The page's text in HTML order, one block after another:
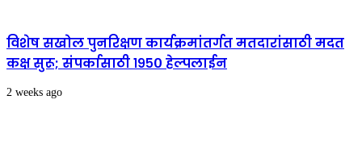
विशेष सखोल पुनरिक्षण कार्यक्रमांतर्गत मतदारांसाठी मदत
कक्ष सुरू; संपर्कासाठी १९५० हेल्पलाईन
2 weeks ago